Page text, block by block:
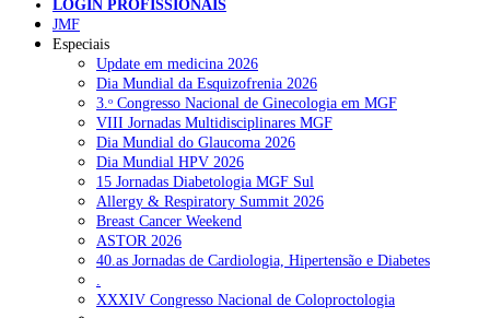
NOTÍCIAS RECENTES
Quase 11.900 jovens recorreram aos cheques psicólogo e
nutricionista no primeiro mês 7 de Agosto, 2026
ULS de Coimbra estreia cirurgia endoscópica do ouvido com
apoio robótico em Portugal 7 de Agosto, 2026
Enfermeiros exigem esclarecimentos sobre eventual gestão
privada da ULS do Algarve 7 de Agosto, 2026
Ordem dos Médicos alerta para riscos no novo sistema de acesso
LOGIN PROFISSIONAIS
JMF
Especiais
Update em medicina 2026
Dia Mundial da Esquizofrenia 2026
3.ᵒ Congresso Nacional de Ginecologia em MGF
VIII Jornadas Multidisciplinares MGF
Dia Mundial do Glaucoma 2026
Dia Mundial HPV 2026
15 Jornadas Diabetologia MGF Sul
Allergy & Respiratory Summit 2026
Breast Cancer Weekend
ASTOR 2026
40.as Jornadas de Cardiologia, Hipertensão e Diabetes
.
XXXIV Congresso Nacional de Coloproctologia